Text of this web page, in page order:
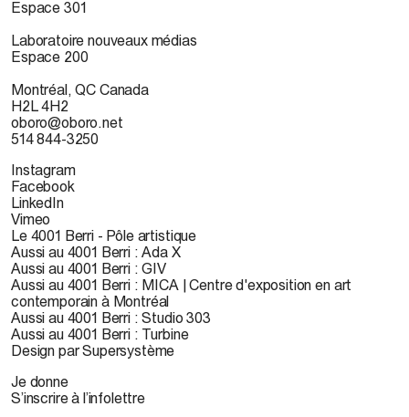
Espace 301
Laboratoire nouveaux médias
Espace 200
Montréal, QC Canada
H2L 4H2
oboro@oboro.net
514 844-3250
Instagram
Facebook
LinkedIn
Vimeo
Le 4001 Berri - Pôle artistique
Aussi au 4001 Berri : Ada X
Aussi au 4001 Berri : GIV
Aussi au 4001 Berri : MICA | Centre d'exposition en art
contemporain à Montréal
Aussi au 4001 Berri : Studio 303
Aussi au 4001 Berri : Turbine
Design par Supersystème
Je donne
S’inscrire à l’infolettre